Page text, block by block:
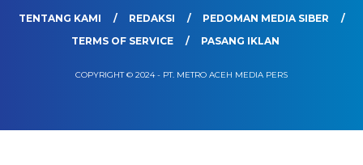
TENTANG KAMI REDAKSI
PEDOMAN MEDIA SIBER
TERMS OF SERVICE
PASANG IKLAN
COPYRIGHT © 2024 - PT. METRO ACEH MEDIA PERS